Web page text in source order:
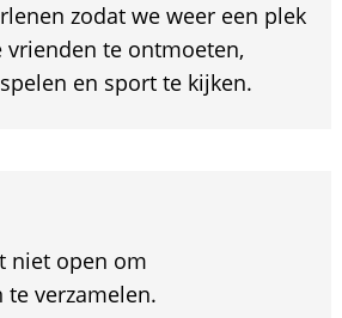
zodat we weer een plek
vrienden te ontmoeten,
en sport te kijken.
niet open om
verzamelen.